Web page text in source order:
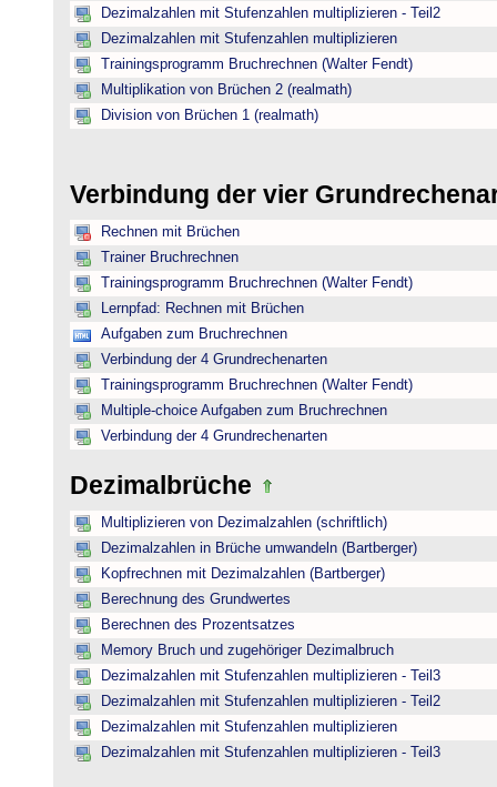
Dezimalzahlen mit Stufenzahlen multiplizieren - Teil2
Dezimalzahlen mit Stufenzahlen multiplizieren
Trainingsprogramm Bruchrechnen (Walter Fendt)
Multiplikation von Brüchen 2 (realmath)
Division von Brüchen 1 (realmath)
Verbindung der vier
Rechnen mit Brüchen
Trainer Bruchrechnen
Trainingsprogramm Bruchrechnen (Walter Fendt)
Lernpfad: Rechnen mit Brüchen
Aufgaben zum Bruchrechnen
Verbindung der 4 Grundrechenarten
Trainingsprogramm Bruchrechnen (Walter Fendt)
Multiple-choice Aufgaben zum Bruchrechnen
Verbindung der 4 Grundrechenarten
Dezimalbrüche
Multiplizieren von Dezimalzahlen (schriftlich)
Dezimalzahlen in Brüche umwandeln (Bartberger)
Kopfrechnen mit Dezimalzahlen (Bartberger)
Berechnung des Grundwertes
Berechnen des Prozentsatzes
Memory Bruch und zugehöriger Dezimalbruch
Dezimalzahlen mit Stufenzahlen multiplizieren - Teil3
Dezimalzahlen mit Stufenzahlen multiplizieren - Teil2
Dezimalzahlen mit Stufenzahlen multiplizieren
Dezimalzahlen mit Stufenzahlen multiplizieren - Teil3